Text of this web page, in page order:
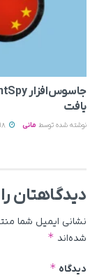
یافت
نوشته شده توسط مانی
دیدگاهتان
نشانی ایمیل شما
شده‌اند *
دیدگاه *